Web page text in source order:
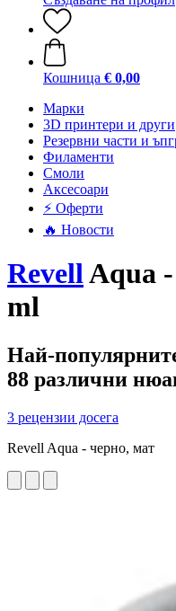
Кошница € 0,00
Mарки
3D принтери и други
Резервни части и
Филаменти
Смоли
Аксесоари
⚡ Оферти
🔥 Новости
RevellAqua
ml
Най-
88 различни
3 рецензии досега
Revell Aqua - черно, мат